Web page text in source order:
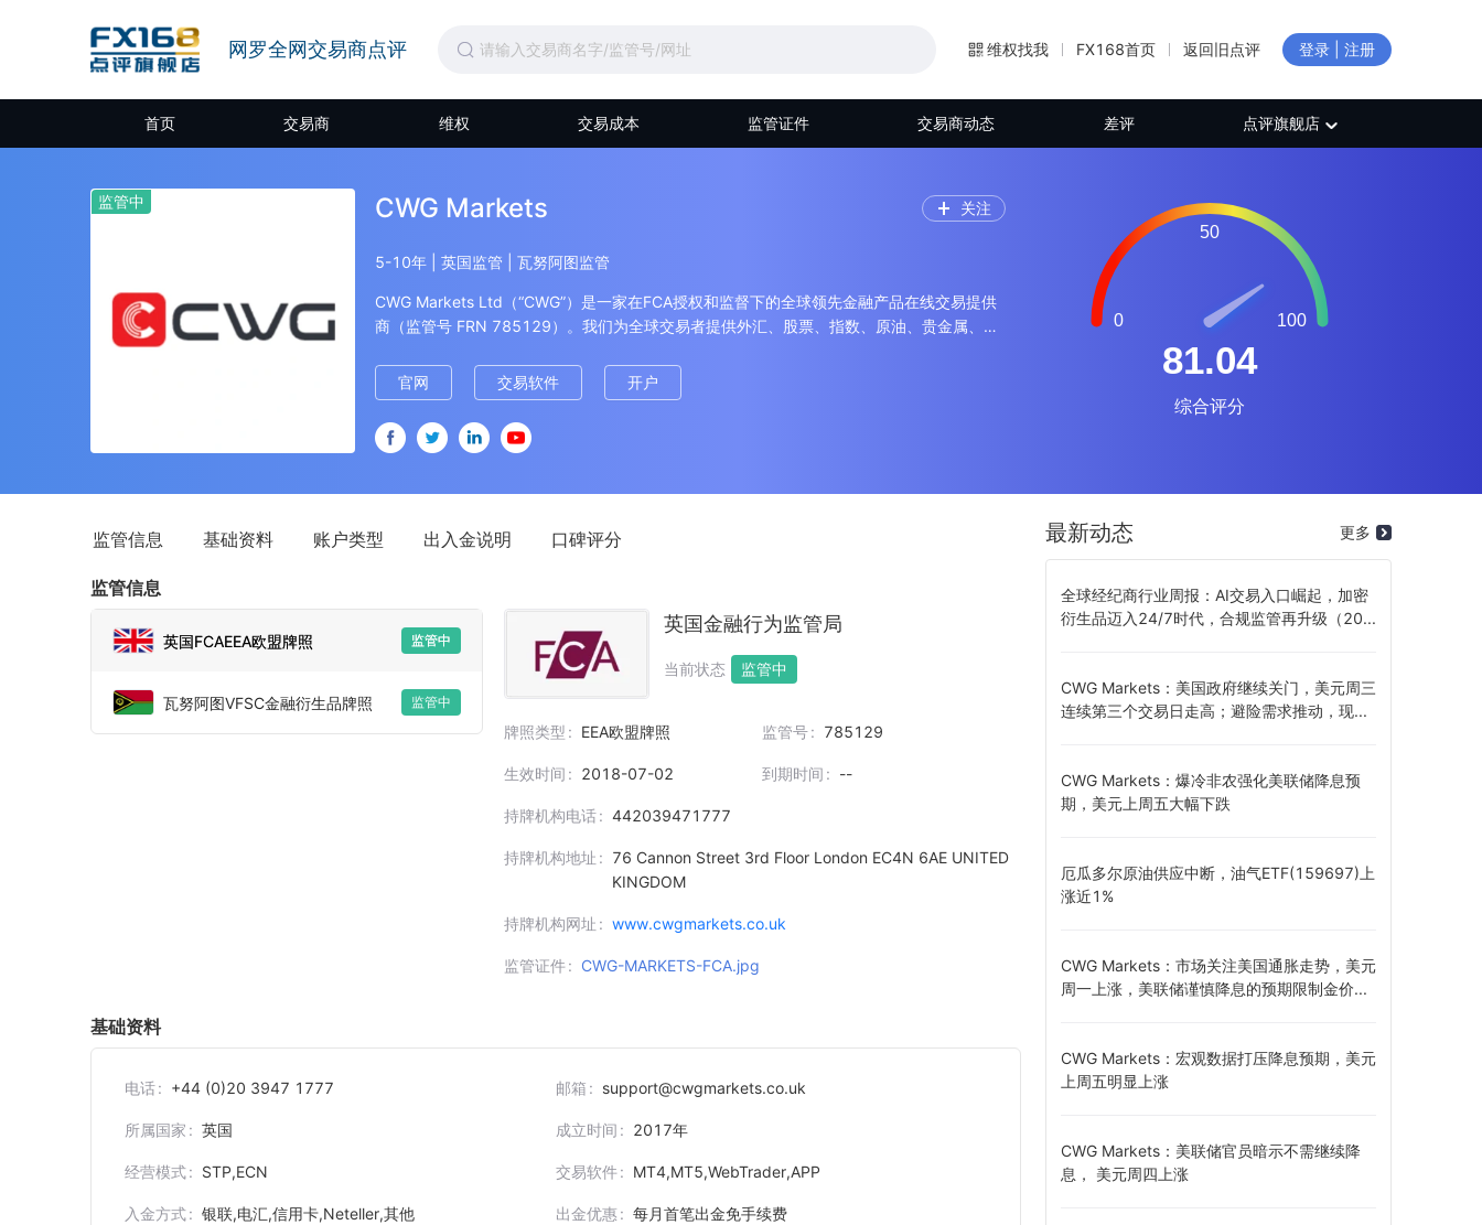
网罗全网交易商点评 维权找我 FX168首页 返回旧点评 登录 | 注册
首页 交易商 维权 交易成本 监管证件 交易商动态 差评 点评旗舰店
监管中 CWG Markets 关注
5-10年 | 英国监管 | 瓦努阿图监管
CWG Markets Ltd（“CWG”）是一家在FCA授权和监督下的全球领先金融产品在线交易提供
商（监管号 FRN 785129）。我们为全球交易者提供外汇、股票、指数、原油、贵金属、期
候的零售和机构服务，本着交易从信任开始的理念，为交易者提供资金安全保障，极低点
差，优秀稳定的交易环境以及多方面的活动支持。
官网 交易软件 开户
监管信息 基础资料 账户类型 出入金说明 口碑评分
监管信息
英国FCAEEA欧盟牌照 监管中
瓦努阿图VFSC金融衍生品牌照 监管中
英国金融行为监管局
当前状态 监管中
牌照类型 EEA欧盟牌照 监管号 785129
生效时间 2018-07-02 到期时间 --
持牌机构电话 442039471777
持牌机构地址
76 Cannon Street 3rd Floor London EC4N 6AE UNITED
KINGDOM
持牌机构网址 www.cwgmarkets.co.uk
监管证件 CWG-MARKETS-FCA.jpg
基础资料
电话 +44 (0)20 3947 1777 邮箱 support@cwgmarkets.co.uk
所属国家 英国 成立时间 2017年
经营模式 STP,ECN 交易软件 MT4,MT5,WebTrader,APP
入金方式 银联,电汇,信用卡,Neteller,其他 出金优惠 每月首笔出金免手续费
最新动态 更多
全球经纪商行业周报：AI交易入口崛起，加密
衍生品迈入24/7时代，合规监管再升级（20...
CWG Markets：美国政府继续关门，美元周三
连续第三个交易日走高；避险需求推动，现...
CWG Markets：爆冷非农强化美联储降息预
期，美元上周五大幅下跌
厄瓜多尔原油供应中断，油气ETF(159697)上
涨近1%
CWG Markets：市场关注美国通胀走势，美元
周一上涨，美联储谨慎降息的预期限制金价...
CWG Markets：宏观数据打压降息预期，美元
上周五明显上涨
CWG Markets：美联储官员暗示不需继续降
息， 美元周四上涨